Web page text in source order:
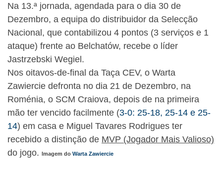
Na 13.ª jornada, agendada para o dia 30 de
Dezembro, a equipa do distribuidor da Selecção
Nacional, que contabilizou 4 pontos (3 serviços e 1
ataque) frente ao Belchatów, recebe o líder
Jastrzebski Wegiel.
Nos oitavos-de-final da Taça CEV, o Warta
Zawiercie defronta no dia 21 de Dezembro, na
Roménia, o SCM Craiova, depois de na primeira
mão ter vencido facilmente (3-0: 25-18, 25-14 e 25-
14) em casa e Miguel Tavares Rodrigues ter
recebido a distinção de MVP (Jogador Mais Valioso)
do jogo. Imagem do Warta Zawiercie